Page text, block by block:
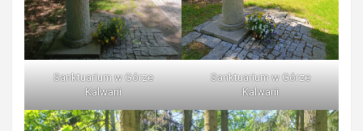
Sanktuarium w Górze
Kalwarii
Sanktuarium w Górze
Kalwarii